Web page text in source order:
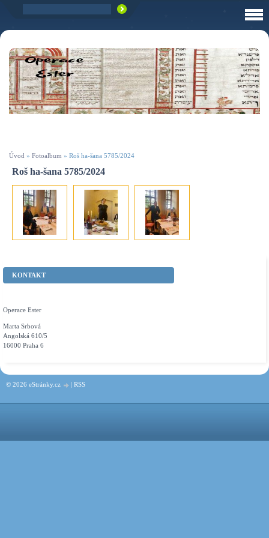
Úvod » Fotoalbum » Roš ha-šana 5785/2024
Roš ha-šana 5785/2024
KONTAKT
Operace Ester
Marta Srbová
Angolská 610/5
16000 Praha 6
© 2026 eStránky.cz RSS